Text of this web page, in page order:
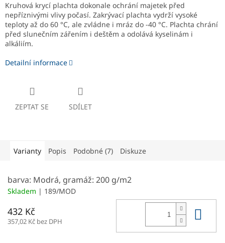
Kruhová krycí plachta dokonale ochrání majetek před
nepříznivými vlivy počasí. Zakrývací plachta vydrží vysoké
teploty až do 60 °C, ale zvládne i mráz do -40 °C. Plachta chrání
před slunečním zářením i deštěm a odolává kyselinám i
alkáliím.
Detailní informace
ZEPTAT SE SDÍLET
Varianty Popis Podobné (7) Diskuze
barva: Modrá, gramáž: 200 g/m2
Skladem | 189/MOD
432 Kč
357,02 Kč bez DPH